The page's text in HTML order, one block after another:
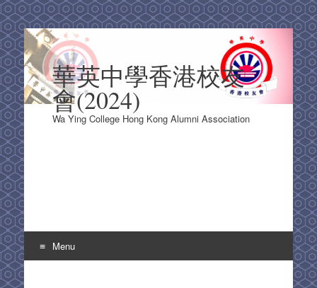
華英中學香港校友
會(2024)
Wa Ying College Hong Kong Alumni Association
Menu